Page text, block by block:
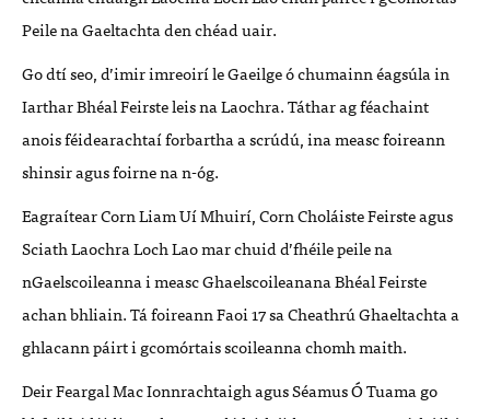
Peile na Gaeltachta den chéad uair.
Go dtí seo, d’imir imreoirí le Gaeilge ó chumainn éagsúla in
Iarthar Bhéal Feirste leis na Laochra. Táthar ag féachaint
anois féidearachtaí forbartha a scrúdú, ina measc foireann
shinsir agus foirne na n-óg.
Eagraítear Corn Liam Uí Mhuirí, Corn Choláiste Feirste agus
Sciath Laochra Loch Lao mar chuid d’fhéile peile na
nGaelscoileanna i measc Ghaelscoileanana Bhéal Feirste
achan bhliain. Tá foireann Faoi 17 sa Cheathrú Ghaeltachta a
ghlacann páirt i gcomórtais scoileanna chomh maith.
Deir Feargal Mac Ionnrachtaigh agus Séamus Ó Tuama go